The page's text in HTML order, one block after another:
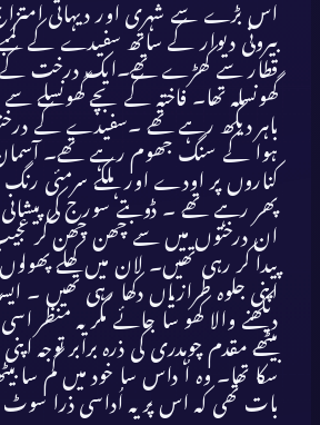
اس بڑے سے شہری اور دیہاتی
بیرونی دیوار کے ساتھ سفیدے کے
قطار سے کھڑے تھے۔ایک درخت کے
گھونسلہ تھا۔ فاختہ کے بچے گھونسلے
باہر دیکھ رہے تھے ۔سفیدے کے
ہوا کے سنگ جھوم رہے تھے۔
کناروں پر اودے اور ہلکے سرمئی
پھر رہے تھے ۔ ڈوبتے سورج کی
ان درختوں میں سے چھن چھن کر
پیدا کر رہی تھیں۔ لان میں کھلے
اپنی جلوہ طرازیاں دکھا رہی تھیں ۔
دیکھنے والا کھو سا جائے مگر یہ منظر
بیٹھے مقدم چوہدری کی ذرہ برابر توجہ
سکا تھا۔ وہ اُ داس سا خود میں گم سا
بات تھی کہ اس پر یہ اُداسی ذرا سوٹ